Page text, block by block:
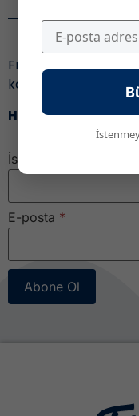
Fransa’daki eğitim
kaçırmamak için,
Haber bültenimize
İsim
E-posta *
Abone Ol